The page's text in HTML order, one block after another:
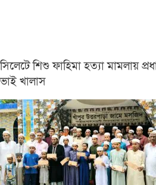
সিলেটে শিশু ফাহিমা হত্যা মামলায়
ভাই খালাস